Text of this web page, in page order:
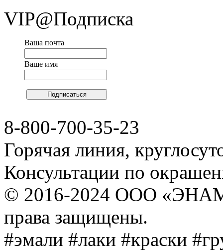
VIP@Подписка
Ваша почта
Ваше имя
8-800-700-35-23
Горячая линия,
Консультации по
© 2016-2024 ООО
права защищены.
#эмали #лаки #краски